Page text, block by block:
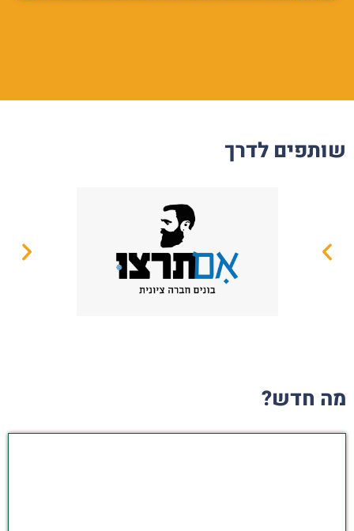
שותפים לדרך
מה חדש?